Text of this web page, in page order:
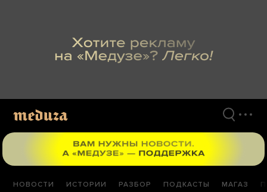
НОВОСТИ ИСТОРИИ РАЗБОР ПОДКАСТЫ МАГАЗ